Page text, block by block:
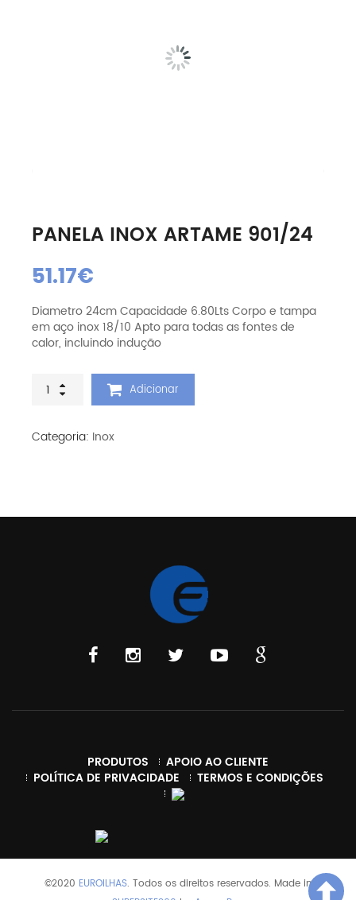
PANELA INOX ARTAME 901/24
51.17€
Diametro 24cm Capacidade 6.80Lts Corpo e tampa
em aço inox 18/10 Apto para todas as fontes de
calor, incluindo indução
Quantidade
Artame
Adicionar
Categoria: Inox
PRODUTOS
APOIO AO CLIENTE
POLÍTICA DE PRIVACIDADE
TERMOS E CONDIÇÕES
©2020 EUROILHAS. Todos os direitos reservados. Made in